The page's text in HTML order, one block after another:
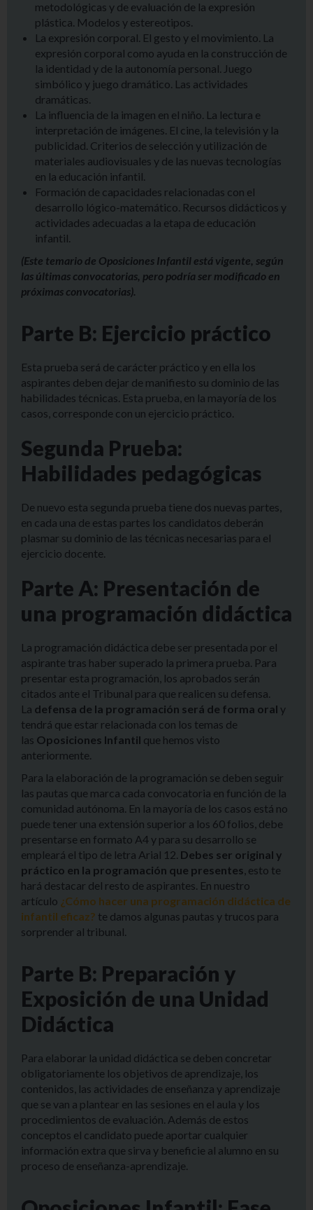
metodológicas y de evaluación de la expresión
plástica. Modelos y estereotipos.
La expresión corporal. El gesto y el movimiento. La
expresión corporal como ayuda en la construcción de
la identidad y de la autonomía personal. Juego
simbólico y juego dramático. Las actividades
dramáticas.
La influencia de la imagen en el niño. La lectura e
interpretación de imágenes. El cine, la televisión y la
publicidad. Criterios de selección y utilización de
materiales audiovisuales y de las nuevas tecnologías
en la educación infantil.
Formación de capacidades relacionadas con el
desarrollo lógico-matemático. Recursos didácticos y
actividades adecuadas a la etapa de educación
infantil.
(Este temario de Oposiciones Infantil está vigente, según
las últimas convocatorias, pero podría ser modificado en
próximas convocatorias).
Parte B: Ejercicio práctico
Esta prueba será de carácter práctico y en ella los
aspirantes deben dejar de manifiesto su dominio de las
habilidades técnicas. Esta prueba, en la mayoría de los
casos, corresponde con un ejercicio práctico.
Segunda Prueba:
Habilidades pedagógicas
De nuevo esta segunda prueba tiene dos nuevas partes,
en cada una de estas partes los candidatos deberán
plasmar su dominio de las técnicas necesarias para el
ejercicio docente.
Parte A: Presentación de
una programación didáctica
La programación didáctica debe ser presentada por el
aspirante tras haber superado la primera prueba. Para
presentar esta programación, los aprobados serán
citados ante el Tribunal para que realicen su defensa.
La defensa de la programación será de forma oral y
tendrá que estar relacionada con los temas de
las Oposiciones Infantil que hemos visto
anteriormente.
Para la elaboración de la programación se deben seguir
las pautas que marca cada convocatoria en función de la
comunidad autónoma. En la mayoría de los casos está no
puede tener una extensión superior a los 60 folios, debe
presentarse en formato A4 y para su desarrollo se
empleará el tipo de letra Arial 12. Debes ser original y
práctico en la programación que presentes , esto te
hará destacar del resto de aspirantes. En nuestro
artículo ¿Cómo hacer una programación didáctica de
infantil eficaz? te damos algunas pautas y trucos para
sorprender al tribunal.
Parte B: Preparación y
Exposición de una Unidad
Didáctica
Para elaborar la unidad didáctica se deben concretar
obligatoriamente los objetivos de aprendizaje, los
contenidos, las actividades de enseñanza y aprendizaje
que se van a plantear en las sesiones en el aula y los
procedimientos de evaluación. Además de estos
conceptos el candidato puede aportar cualquier
información extra que sirva y beneficie al alumno en su
proceso de enseñanza-aprendizaje.